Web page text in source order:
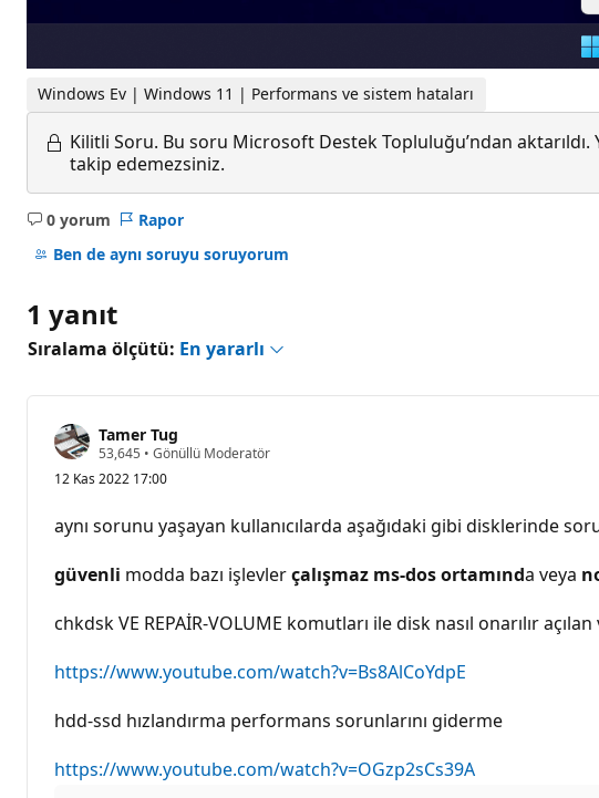
Windows Ev | Windows 11 | Performans ve sistem hataları
Kilitli Soru. Bu soru Microsoft Destek Topluluğu’ndan
takip edemezsiniz.
0 yorum
Açıklama
yok
Rapor
Ben de aynı soruyu soruyorum
1 yanıt
Sıralama ölçütü: En yararlı
Tamer Tug
53,645 S
y
ı
n
ı
k
u
a
ı
• Gönüllü Moderatör
12 Kas 2022 17:00
aynı sorunu yaşayan kullanıcılarda aşağıdaki gibi disklerinde
güvenli modda bazı işlevlerçalışmaz ms-dos ortamında veya
chkdsk VE REPAİR-VOLUME komutları ile disk nasıl onarılır
https://www.youtube.com/watch?v=Bs8AlCoYdpE
hdd-ssd hızlandırma performans sorunlarını giderme
https://www.youtube.com/watch?v=OGzp2sCs39A